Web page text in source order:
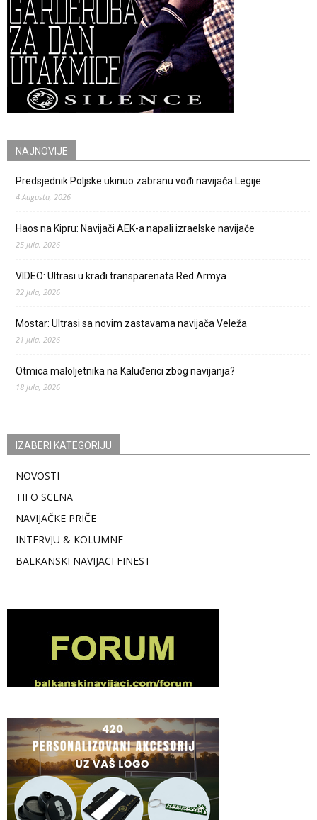
NAJNOVIJE
Predsjednik Poljske ukinuo zabranu vođi navijača Legije
4 Augusta, 2026
Haos na Kipru: Navijači AEK-a napali izraelske navijače
25 Jula, 2026
VIDEO: Ultrasi u krađi transparenata Red Armya
22 Jula, 2026
Mostar: Ultrasi sa novim zastavama navijača Veleža
21 Jula, 2026
Otmica maloljetnika na Kaluđerici zbog navijanja?
18 Jula, 2026
IZABERI KATEGORIJU
NOVOSTI
TIFO SCENA
NAVIJAČKE PRIČE
INTERVJU & KOLUMNE
BALKANSKI NAVIJACI FINEST